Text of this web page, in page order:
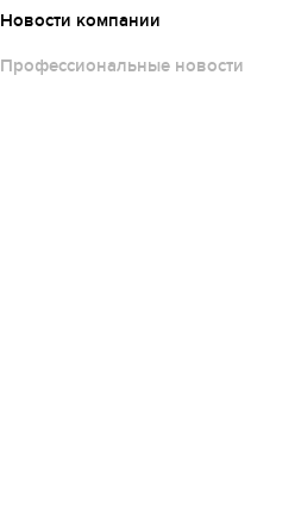
Новости компании
Профессиональные новости